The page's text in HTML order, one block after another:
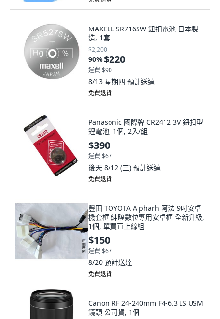
MAXELL SR716SW 鈕扣電池 日本製
造, 1套
$2,200
90%$220
運費 $90
8/13 星期四 預計送達
免費退貨
Panasonic 國際牌 CR2412 3V 鈕扣型
鋰電池, 1個, 2入/組
$390
運費 $67
後天 8/12 (三) 預計送達
免費退貨
豐田 TOYOTA Alpharh 阿法 9吋安卓
機套框 紳曜數位專用安卓框 全新升級,
1個, 單買直上線組
$150
運費 $67
8/20 預計送達
免費退貨
Canon RF 24-240mm F4-6.3 IS USM
鏡頭 公司貨, 1個